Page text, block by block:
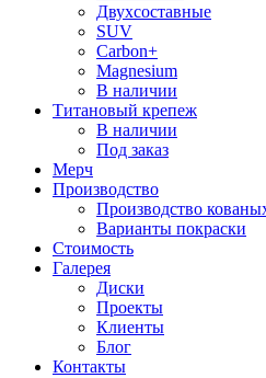
Двухсоставные
SUV
Carbon+
Magnesium
В наличии
Титановый крепеж
В наличии
Под заказ
Мерч
Производство
Производство
Варианты покраски
Стоимость
Галерея
Диски
Проекты
Клиенты
Блог
Контакты